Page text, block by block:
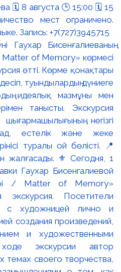
🗓 8 августа 🕒 15:00 🗓 15
мест ограничено.
Запись: +7(727)3945715